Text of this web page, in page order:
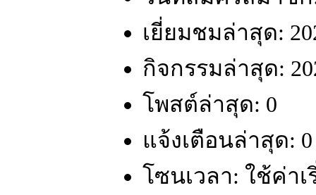
เยี่ยมชมล่าสุด:
กิจกรรมล่าสุด:
โพสต์ล่าสุด: 0
แจ้งเตือนล่าสุด: 0
โซนเวลา: ใช้ค่า